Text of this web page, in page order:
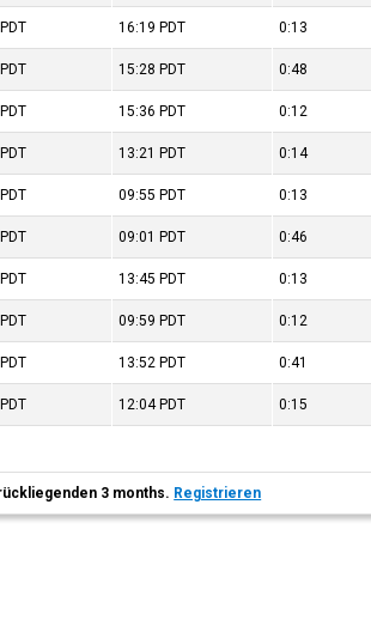
PDT 16:19 PDT 0:13
PDT 15:28 PDT 0:48
PDT 15:36 PDT 0:12
PDT 13:21 PDT 0:14
PDT 09:55 PDT 0:13
PDT 09:01 PDT 0:46
PDT 13:45 PDT 0:13
PDT 09:59 PDT 0:12
PDT 13:52 PDT 0:41
PDT 12:04 PDT 0:15
3 months. Registrieren